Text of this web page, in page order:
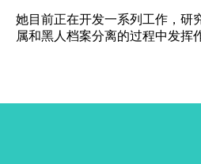
她目前正在开发一系列工作，研
属和黑人档案分离的过程中发挥